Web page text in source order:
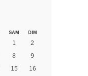
SAM DIM
1
2
8
9
15
16